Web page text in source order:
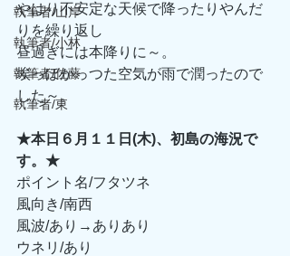
執筆者/山岸
執筆者/小林
執筆者/佐藤
執筆者/東
やはり不安定な天候で降ったりやんだ
りを繰り返し
昼過ぎには本降りに～。
埃っぽかっつた空気が雨で潤ったので
した～。
★本日６月１１日(木)、初島の海況で
す。★
ポイント名/フタツネ
風向き/南西
風波/あり→ありあり
ウネリ/あり